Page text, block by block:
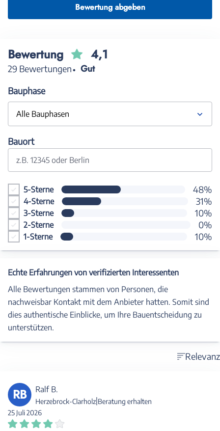
Bewertung abgeben
Bewertung 4,1
29 Bewertungen Gut
Bauphase
Alle Bauphasen
Bauort
z.B. 12345 oder Berlin
5-Sterne 48%
4-Sterne 31%
3-Sterne 10%
2-Sterne 0%
1-Sterne 10%
Echte Erfahrungen von verifizierten Interessenten
Alle Bewertungen stammen von Personen, die
nachweisbar Kontakt mit dem Anbieter hatten. Somit sind
dies authentische Einblicke, um Ihre Bauentscheidung zu
unterstützen.
Relevanz
RB Ralf B.
Herzebrock-Clarholz|Beratung erhalten
25 Juli 2026